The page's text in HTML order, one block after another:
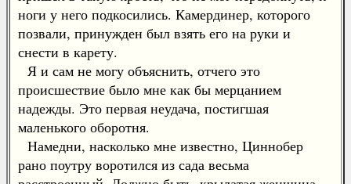
ноги у него подкосились. Камердинер, которого
позвали, принужден был взять его на руки и
снести в карету.
Я и сам не могу объяснить, отчего это
происшествие было мне как бы мерцанием
надежды. Это первая неудача, постигшая
маленького оборотня.
Намедни, насколько мне известно, Циннобер
рано поутру воротился из сада весьма